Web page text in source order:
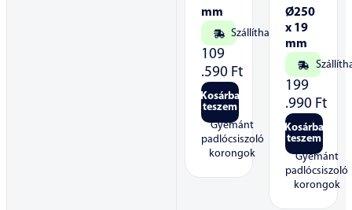
mm
Szállítható
109
.590 Ft
Kosárba
teszem
Gyémánt
padlócsiszoló
korongok
Ø250
x 19
mm
199
.990 Ft
Kosárba
teszem
Gyémánt
padlócsiszoló
korongok